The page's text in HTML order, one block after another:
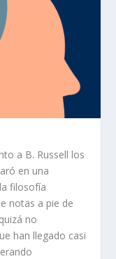
a B. Russell los
en una
filosofía
notas a pie de
no
han llegado casi